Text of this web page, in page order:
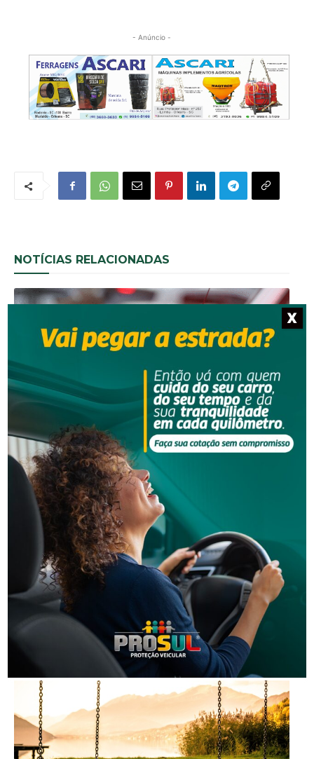
- Anúncio -
NOTÍCIAS RELACIONADAS
Homem é preso por descumprir medida protetiva
em Urussanga
Segurança
Golpe do falso advogado em Urussanga deixa vítima
com prejuízo de R$ 51 mil
X